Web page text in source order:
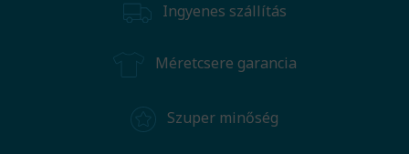
Ingyenes szállítás
Méretcsere garancia
Szuper minőség